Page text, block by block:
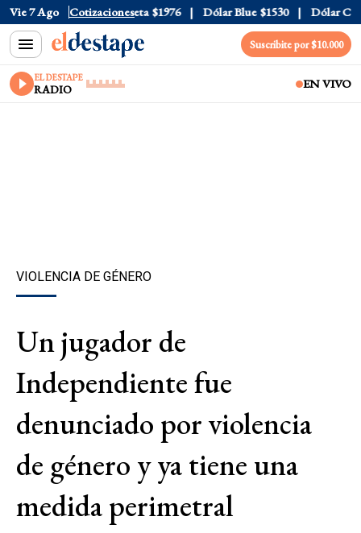
Vie 7 Ago Cotizaciones
$1520 Dólar Tarjeta $1976 Dólar Blue $1530 Dólar CCL
Suscribite por $10.000
EL DESTAPE
RADIO EN VIVO
VIOLENCIA DE GÉNERO
Un jugador de
Independiente fue
denunciado por violencia
de género y ya tiene una
medida perimetral